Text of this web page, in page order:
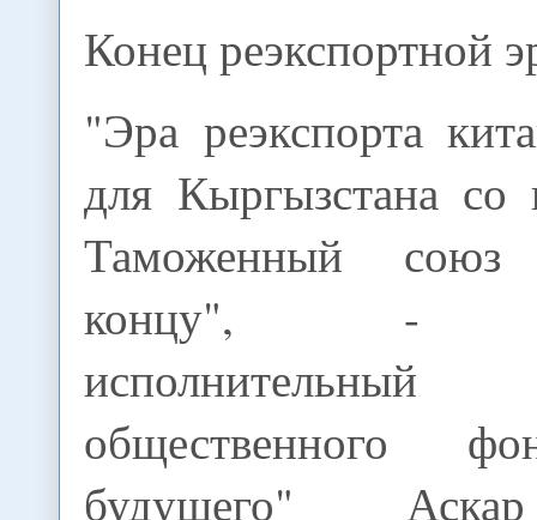
Конец реэкспортной
"Эра реэкспорта
для Кыргызстана со
Таможенный
концу", -
общественного
будущего"